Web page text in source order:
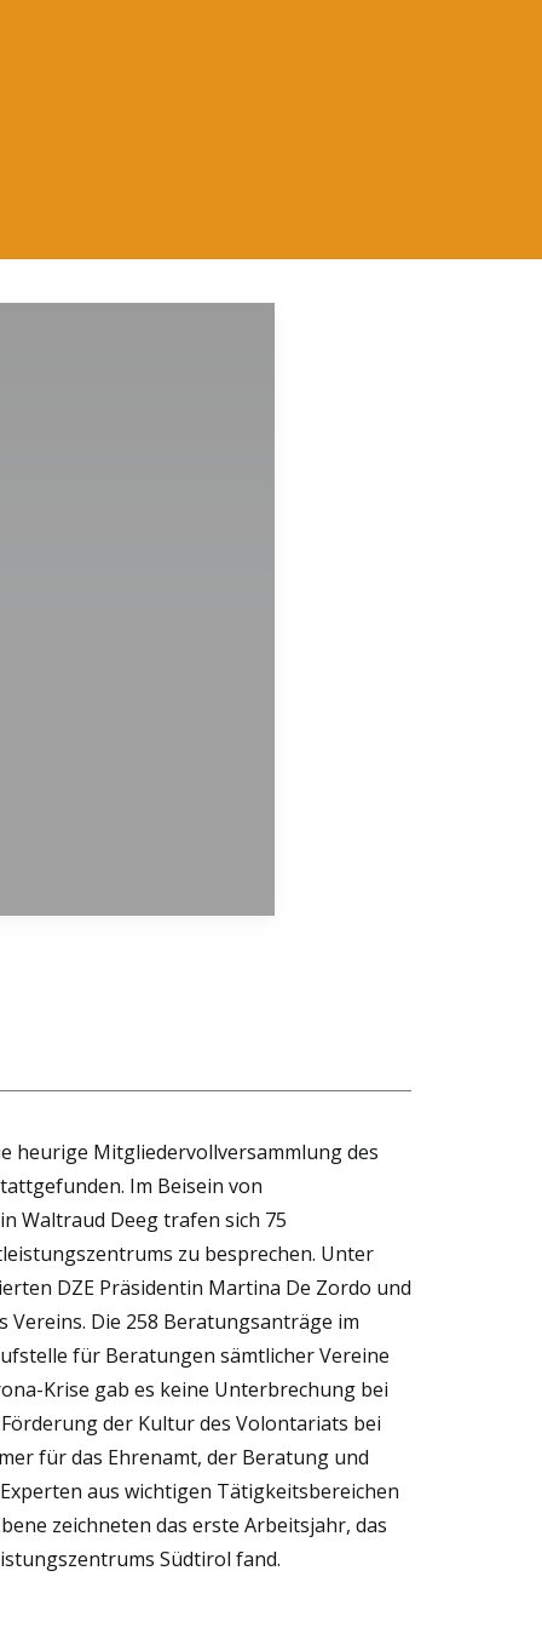
heurige Mitgliedervollversammlung des
Im Beisein von
Waltraud Deeg trafen sich 75
zu besprechen. Unter
DZE Präsidentin Martina De Zordo und
Die 258 Beratungsanträge im
für Beratungen sämtlicher Vereine
Krise gab es keine Unterbrechung bei
der Kultur des Volontariats bei
für das Ehrenamt, der Beratung und
aus wichtigen Tätigkeitsbereichen
zeichneten das erste Arbeitsjahr, das
Südtirol fand.